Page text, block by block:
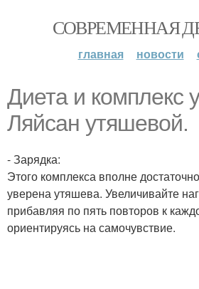
СОВРЕМЕННАЯ
главная новости
Диета и комплекс
Ляйсан утяшевой.
- Зарядка:
Этого комплекса вполне
уверена утяшева. Увеличивайте
прибавляя по пять повторов к
ориентируясь на самочувствие.